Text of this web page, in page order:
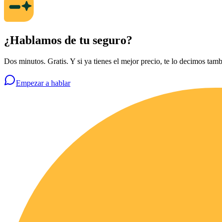
¿Hablamos de tu seguro?
Dos minutos. Gratis. Y si ya tienes el mejor precio, te lo decimos
Empezar a hablar